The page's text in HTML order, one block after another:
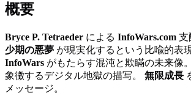
概要
Bryce P. Tetraeder による InfoWars.com 支
少期の悪夢 が現実化するという比喩的表
InfoWars がもたらす混沌と欺瞞の未来像。
象徴するデジタル地獄の描写。 無限成長
メッセージ。